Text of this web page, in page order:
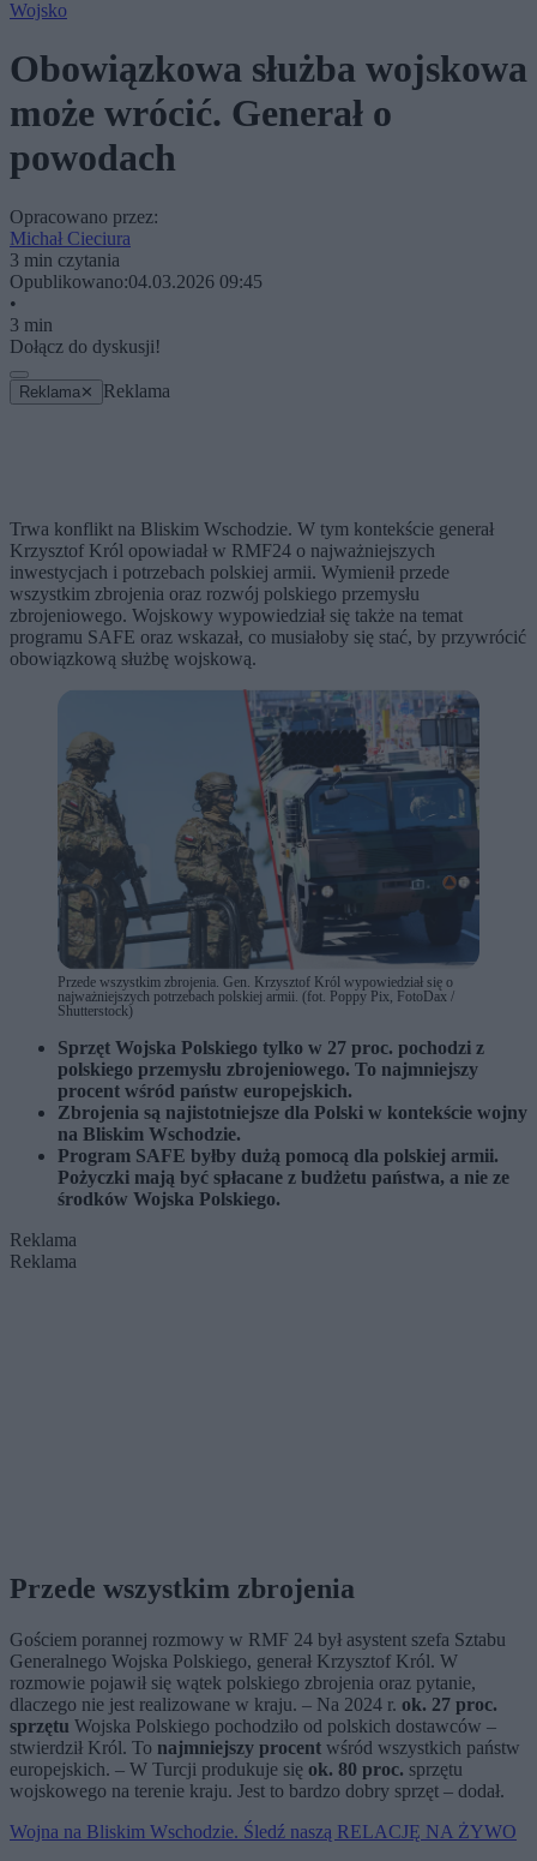
Wojsko
Obowiązkowa służba wojskowa
może wrócić. Generał o
powodach
Opracowano przez:
Michał Cieciura
3 min czytania
Opublikowano:04.03.2026 09:45
•
3 min
Dołącz do dyskusji!
Reklama ✕ Reklama
Trwa konflikt na Bliskim Wschodzie. W tym kontekście generał
Krzysztof Król opowiadał w RMF24 o najważniejszych
inwestycjach i potrzebach polskiej armii. Wymienił przede
wszystkim zbrojenia oraz rozwój polskiego przemysłu
zbrojeniowego. Wojskowy wypowiedział się także na temat
programu SAFE oraz wskazał, co musiałoby się stać, by przywrócić
obowiązkową służbę wojskową.
Przede wszystkim zbrojenia. Gen. Krzysztof Król wypowiedział się o
najważniejszych potrzebach polskiej armii. (fot. Poppy Pix, FotoDax /
Shutterstock)
Sprzęt Wojska Polskiego tylko w 27 proc. pochodzi z
polskiego przemysłu zbrojeniowego. To najmniejszy
procent wśród państw europejskich.
Zbrojenia są najistotniejsze dla Polski w kontekście wojny
na Bliskim Wschodzie.
Program SAFE byłby dużą pomocą dla polskiej armii.
Pożyczki mają być spłacane z budżetu państwa, a nie ze
środków Wojska Polskiego.
Reklama
Reklama
Przede wszystkim zbrojenia
Gościem porannej rozmowy w RMF 24 był asystent szefa Sztabu
Generalnego Wojska Polskiego, generał Krzysztof Król. W
rozmowie pojawił się wątek polskiego zbrojenia oraz pytanie,
dlaczego nie jest realizowane w kraju. – Na 2024 r. ok. 27 proc.
sprzętu Wojska Polskiego pochodziło od polskich dostawców –
stwierdził Król. To najmniejszy procent wśród wszystkich państw
europejskich. – W Turcji produkuje się ok. 80 proc. sprzętu
wojskowego na terenie kraju. Jest to bardzo dobry sprzęt – dodał.
Wojna na Bliskim Wschodzie. Śledź naszą RELACJĘ NA ŻYWO